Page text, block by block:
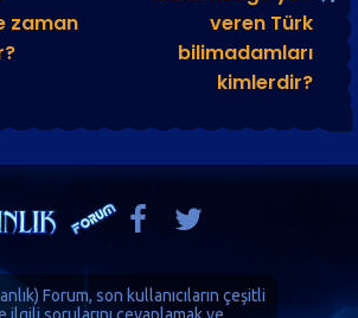
zaman
veren Türk
bilimadamları
kimlerdir?
) Forum, son kullanıcıların çeşitli